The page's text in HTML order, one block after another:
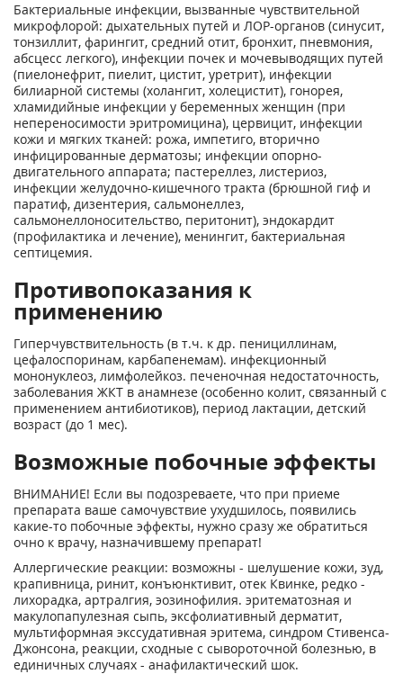
Бактериальные инфекции, вызванные чувствительной
микрофлорой: дыхательных путей и ЛОР-органов (синусит,
тонзиллит, фарингит, средний отит, бронхит, пневмония,
абсцесс легкого), инфекции почек и мочевыводящих путей
(пиелонефрит, пиелит, цистит, уретрит), инфекции
билиарной системы (холангит, холецистит), гонорея,
хламидийные инфекции у беременных женщин (при
непереносимости эритромицина), цервицит, инфекции
кожи и мягких тканей: рожа, импетиго, вторично
инфицированные дерматозы; инфекции опорно-
двигательного аппарата; пастереллез, листериоз,
инфекции желудочно-кишечного тракта (брюшной гиф и
паратиф, дизентерия, сальмонеллез,
сальмонеллоносительство, перитонит), эндокардит
(профилактика и лечение), менингит, бактериальная
септицемия.
Противопоказания к
применению
Гиперчувствительность (в т.ч. к др. пенициллинам,
цефалоспоринам, карбапенемам). инфекционный
мононуклеоз, лимфолейкоз. печеночная недостаточность,
заболевания ЖКТ в анамнезе (особенно колит, связанный с
применением антибиотиков), период лактации, детский
возраст (до 1 мес).
Возможные побочные эффекты
ВНИМАНИЕ! Если вы подозреваете, что при приеме
препарата ваше самочувствие ухудшилось, появились
какие-то побочные эффекты, нужно сразу же обратиться
очно к врачу, назначившему препарат!
Аллергические реакции: возможны - шелушение кожи, зуд,
крапивница, ринит, конъюнктивит, отек Квинке, редко -
лихорадка, артралгия, эозинофилия. эритематозная и
макулопапулезная сыпь, эксфолиативный дерматит,
мультиформная экссудативная эритема, синдром Стивенса-
Джонсона, реакции, сходные с сывороточной болезнью, в
единичных случаях - анафилактический шок.